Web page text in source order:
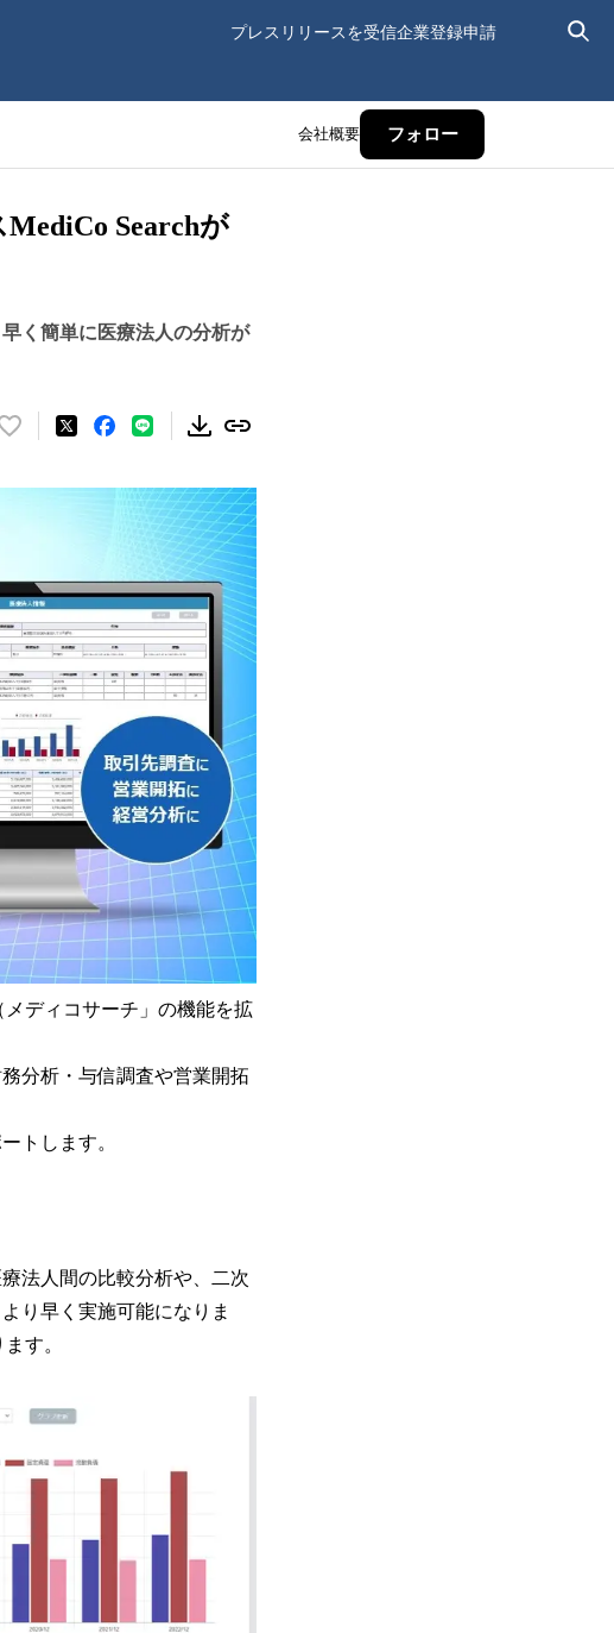
プレスリリースを受信企業登録申請
会社概要 フォロー
Searchが
く簡単に医療法人の分析が
い
ね
読
み
込
み
中
で
す
メディコサーチ」の機能を拡
分析・与信調査や営業開拓
トします。
法人間の比較分析や、二次
り早く実施可能になりま
す。